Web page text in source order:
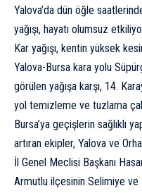
Yalova’da dün öğle
yağışı, hayatı olumsuz
Kar yağışı, kentin yüksek
Yalova-Bursa kara yolu
görülen yağışa karşı, 14.
yol temizleme ve tuzlama
Bursa’ya geçişlerin sağlıklı
artıran ekipler, Yalova ve
İl Genel Meclisi Başkanı
Armutlu ilçesinin Selimiye